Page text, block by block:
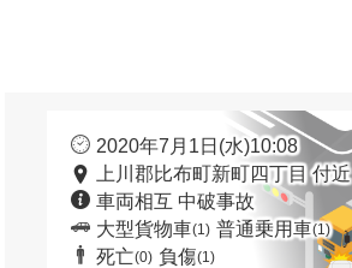
2020年7月1日(水)10:08
上川郡比布町新町四丁目 付近
車両相互 中破事故
大型貨物車(1) 普通乗用車(1)
死亡(0) 負傷(1)